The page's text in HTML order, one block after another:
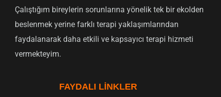
Çalıştığım bireylerin sorunlarına yönelik tek bir ekolden
beslenmek yerine farklı terapi yaklaşımlarından
faydalanarak daha etkili ve kapsayıcı terapi hizmeti
vermekteyim.
FAYDALI LINKLER